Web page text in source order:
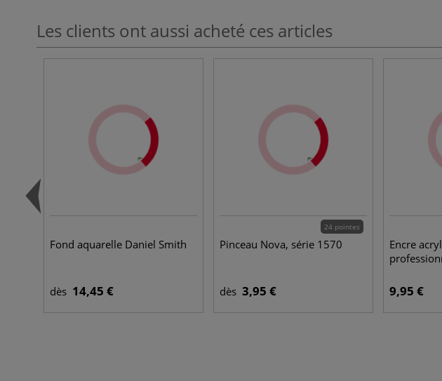
Les clients ont aussi acheté ces articles
Fond aquarelle Daniel Smith
dès 14,45 €
24 pointes
Pinceau Nova, série 1570
dès 3,95 €
Encre
9,95 €